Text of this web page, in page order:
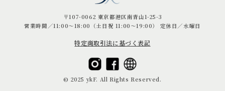
〒107-0062 東京都港区南青山1-25-3
営業時間／11:00〜18:00（土日祝 11:00〜19:00） 定休日／水曜日
特定商取引法に基づく表記
© 2025 ykF. All Rights Reserved.